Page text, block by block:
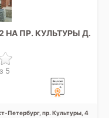
ПР. КУЛЬТУРЫ Д.
5
Петербург, пр. Культуры, 4